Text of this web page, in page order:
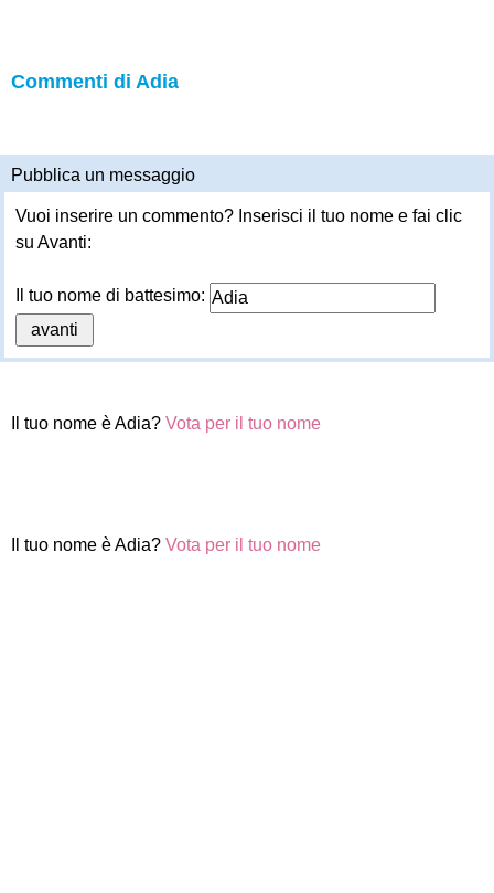
Commenti di Adia
Pubblica un messaggio
Vuoi inserire un commento? Inserisci il tuo nome e fai clic
su Avanti:
Il tuo nome di battesimo:
Il tuo nome è Adia? Vota per il tuo nome
Il tuo nome è Adia? Vota per il tuo nome